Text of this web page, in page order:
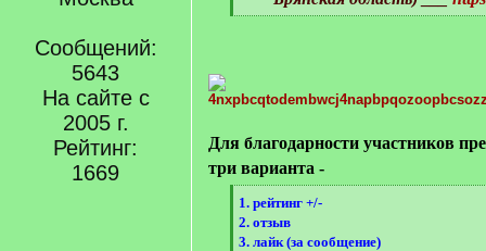
Сообщений:
5643
На сайте с
2005 г.
Рейтинг:
1669
[
Для благодарности участников
три варианта -
[
q
]
1. рейтинг +/-
2. отзыв
3. лайк (за сообщение)